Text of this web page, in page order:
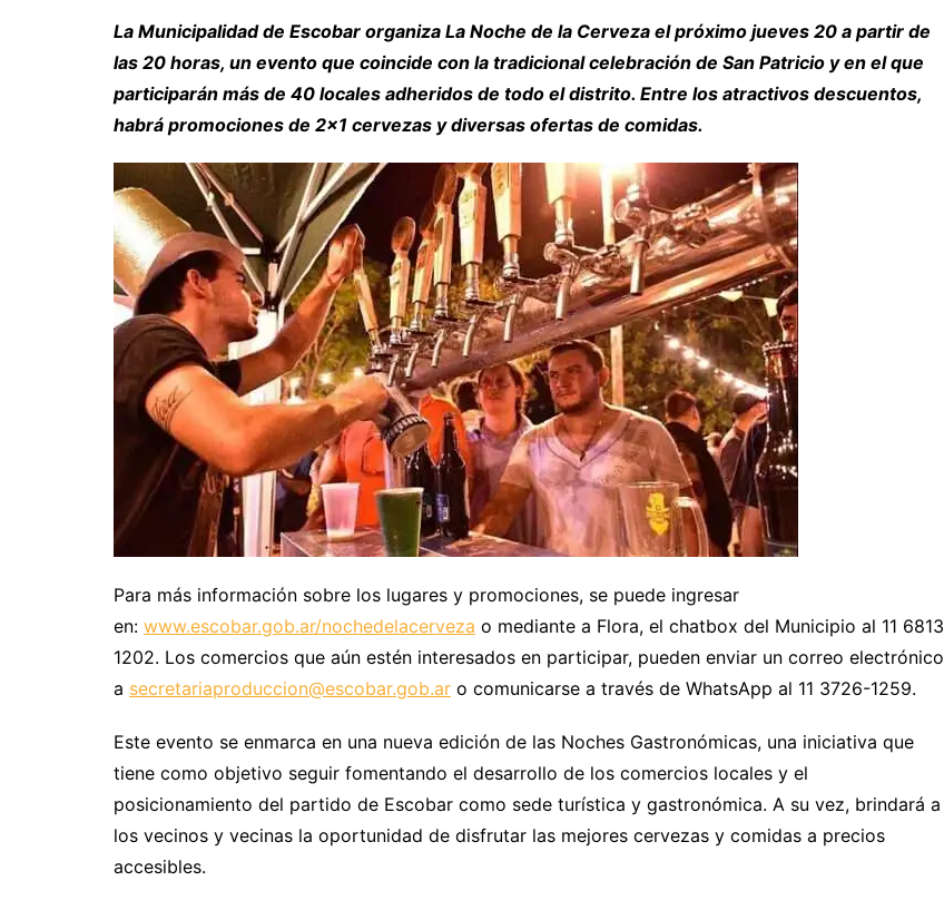
La Municipalidad de Escobar organiza La Noche de la Cerveza el próximo jueves 20 a partir de
las 20 horas, un evento que coincide con la tradicional celebración de San Patricio y en el que
participarán más de 40 locales adheridos de todo el distrito. Entre los atractivos descuentos,
habrá promociones de 2×1 cervezas y diversas ofertas de comidas.
Para más información sobre los lugares y promociones, se puede ingresar
en: www.escobar.gob.ar/nochedelacerveza o mediante a Flora, el chatbox del Municipio al 11 6813
1202. Los comercios que aún estén interesados en participar, pueden enviar un correo electrónico
a secretariaproduccion@escobar.gob.ar o comunicarse a través de WhatsApp al 11 3726-1259.
Este evento se enmarca en una nueva edición de las Noches Gastronómicas, una iniciativa que
tiene como objetivo seguir fomentando el desarrollo de los comercios locales y el
posicionamiento del partido de Escobar como sede turística y gastronómica. A su vez, brindará a
los vecinos y vecinas la oportunidad de disfrutar las mejores cervezas y comidas a precios
accesibles.